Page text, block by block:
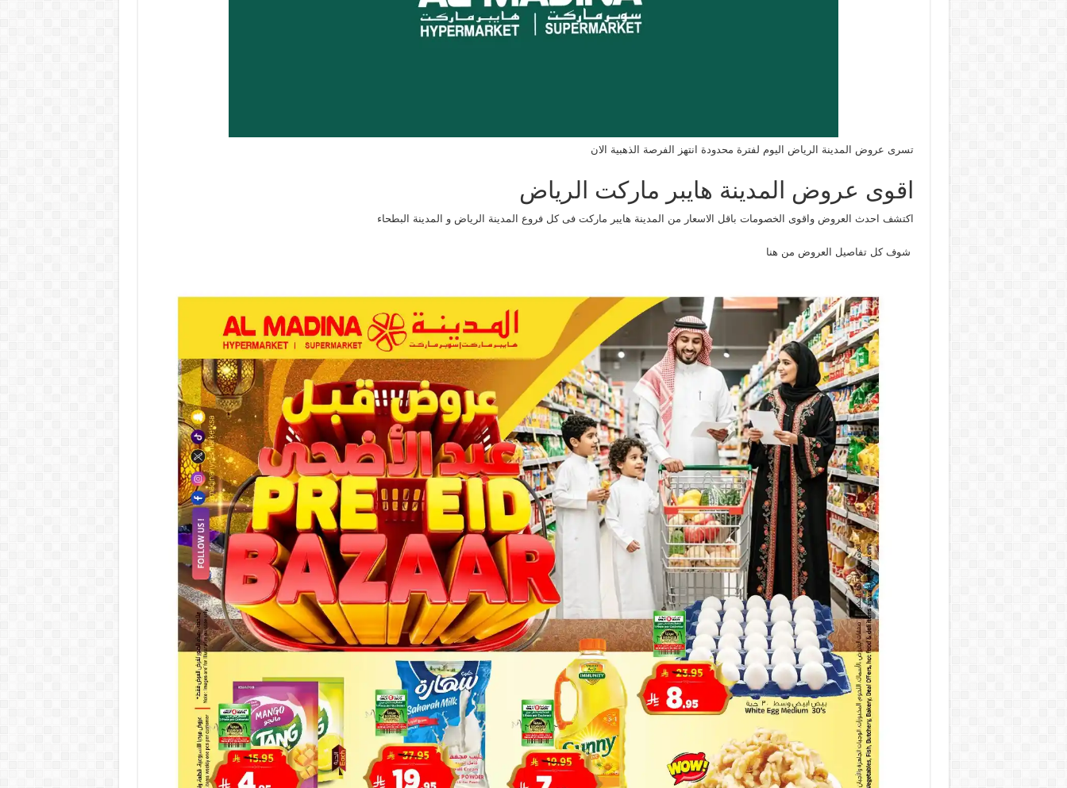
تسرى عروض المدينة الرياض اليوم لفترة محدودة انتهز الفرصة الذهبية الان
اقوى عروض المدينة هايبر ماركت الرياض
اكتشف احدث العروض واقوى الخصومات باقل الاسعار من المدينة هايبر ماركت فى كل فروع المدينة الرياض و المدينة البطحاء
شوف كل تفاصيل العروض من هنا